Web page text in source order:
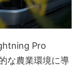
Pro
な農業環境に導